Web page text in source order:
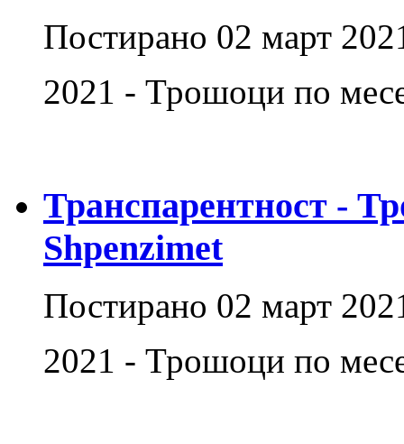
Постирано 02 март
2021 - Трошоци по
Транспарентност -
Shpenzimet
Постирано 02 март
2021 - Трошоци по